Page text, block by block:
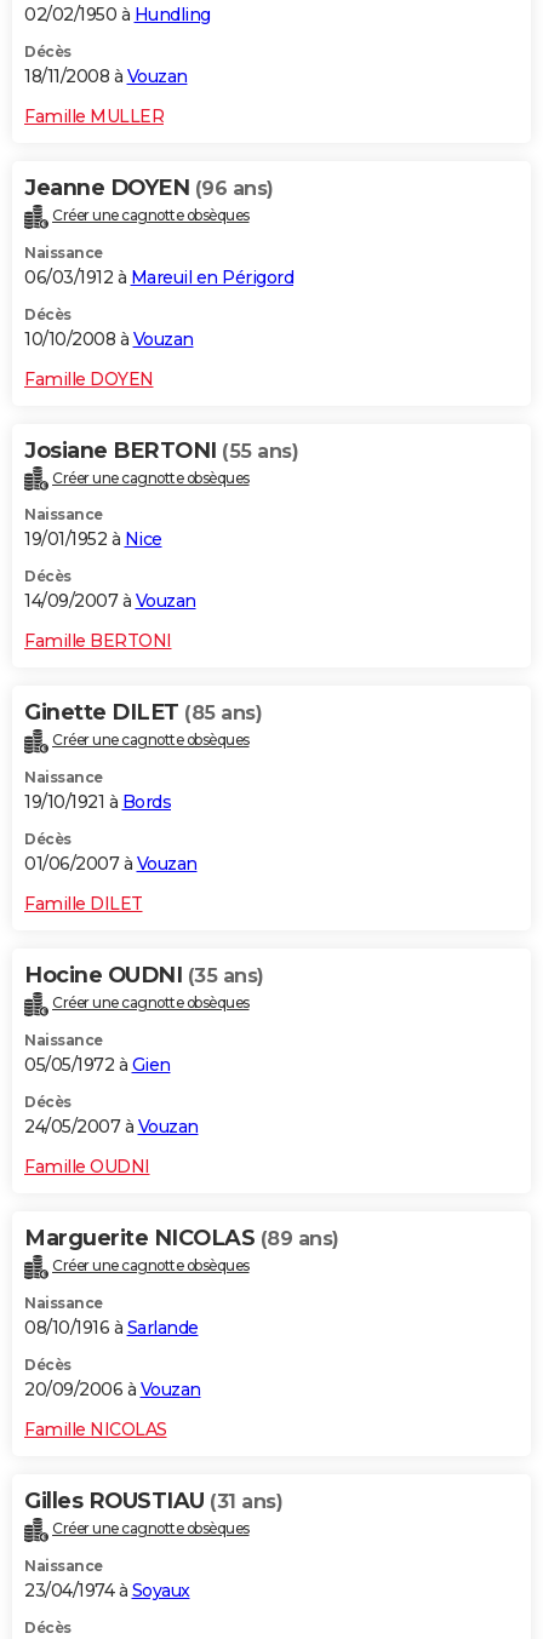
02/02/1950 à Hundling
Décès
18/11/2008 à Vouzan
Famille MULLER
Jeanne DOYEN (96 ans)
Créer une cagnotte obsèques
Naissance
06/03/1912 à Mareuil en Périgord
Décès
10/10/2008 à Vouzan
Famille DOYEN
Josiane BERTONI (55 ans)
Créer une cagnotte obsèques
Naissance
19/01/1952 à Nice
Décès
14/09/2007 à Vouzan
Famille BERTONI
Ginette DILET (85 ans)
Créer une cagnotte obsèques
Naissance
19/10/1921 à Bords
Décès
01/06/2007 à Vouzan
Famille DILET
Hocine OUDNI (35 ans)
Créer une cagnotte obsèques
Naissance
05/05/1972 à Gien
Décès
24/05/2007 à Vouzan
Famille OUDNI
Marguerite NICOLAS (89 ans)
Créer une cagnotte obsèques
Naissance
08/10/1916 à Sarlande
Décès
20/09/2006 à Vouzan
Famille NICOLAS
Gilles ROUSTIAU (31 ans)
Créer une cagnotte obsèques
Naissance
23/04/1974 à Soyaux
Décès